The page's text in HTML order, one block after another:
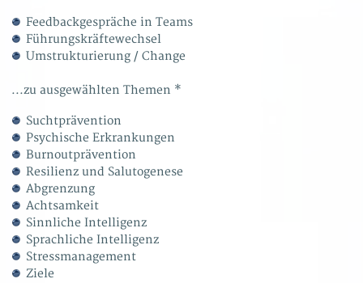
Feedbackgespräche in Teams
Führungskräftewechsel
Umstrukturierung / Change
...zu ausgewählten Themen *
Suchtprävention
Psychische Erkrankungen
Burnoutprävention
Resilienz und Salutogenese
Abgrenzung
Achtsamkeit
Sinnliche Intelligenz
Sprachliche Intelligenz
Stressmanagement
Ziele